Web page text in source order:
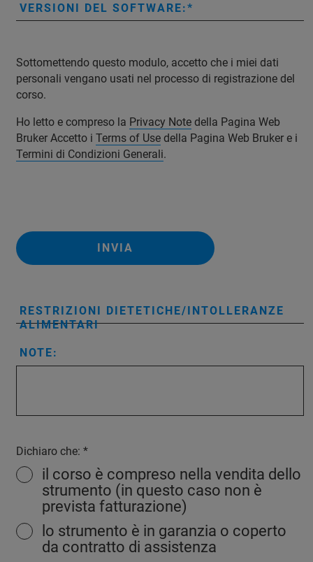
VERSIONI DEL SOFTWARE:
Sottomettendo questo modulo, accetto che i miei dati
personali vengano usati nel processo di registrazione del
corso.
Ho letto e compreso la Privacy Note della Pagina Web
Bruker Accetto i Terms of Use della Pagina Web Bruker e i
Termini di Condizioni Generali.
INVIA
RESTRIZIONI DIETETICHE/INTOLLERANZE
ALIMENTARI
NOTE:
Dichiaro che:
il corso è compreso nella vendita dello
strumento (in questo caso non è
prevista fatturazione)
lo strumento è in garanzia o coperto
da contratto di assistenza